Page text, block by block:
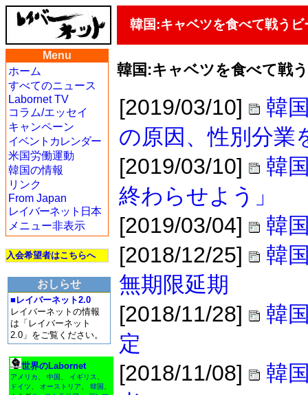
韓国:キャベツを食べて戦う
Menu
ホーム
すべてのニュース
Labornet TV
コラム/エッセイ
キャンペーン
イベントカレンダー
米国労働運動
韓国の情報
リンク
From Japan
レイバーネット日本
メニュー非表示
入会希望者はこちらへ
おしらせ
■レイバーネット2.0
レイバーネットの情報
は「レイバーネット
2.0」をご覧ください。
世界のLabornet
アメリカ 中国 イギリス
ドイツ
オーストリア 韓国
韓国:キャベツを食べて戦
[2019/03/10]
韓
の原因、性別分業
[2019/03/10]
韓
終わらせよう」
[2019/03/04]
韓
[2018/12/25]
韓
無期限延期
[2018/11/28]
韓
定
[2018/11/08]
韓